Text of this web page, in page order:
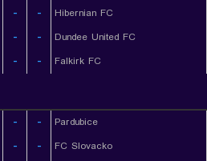
- -
Hibernian FC
- -
Dundee United FC
- - Falkirk FC
- -
Pardubice
- -
FC Slovacko